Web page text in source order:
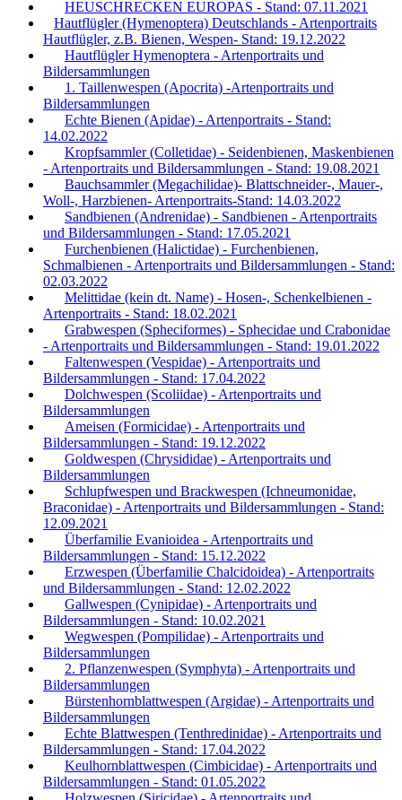
HEUSCHRECKEN EUROPAS - Stand: 07.11.2021
Hautflügler (Hymenoptera) Deutschlands - Artenportraits
Hautflügler, z.B. Bienen, Wespen- Stand: 19.12.2022
Hautflügler Hymenoptera - Artenportraits und
Bildersammlungen
1. Taillenwespen (Apocrita) -Artenportraits und
Bildersammlungen
Echte Bienen (Apidae) - Artenportraits - Stand:
14.02.2022
Kropfsammler (Colletidae) - Seidenbienen, Maskenbienen
- Artenportraits und Bildersammlungen - Stand: 19.08.2021
Bauchsammler (Megachilidae)- Blattschneider-, Mauer-,
Woll-, Harzbienen- Artenportraits-Stand: 14.03.2022
Sandbienen (Andrenidae) - Sandbienen - Artenportraits
und Bildersammlungen - Stand: 17.05.2021
Furchenbienen (Halictidae) - Furchenbienen,
Schmalbienen - Artenportraits und Bildersammlungen - Stand:
02.03.2022
Melittidae (kein dt. Name) - Hosen-, Schenkelbienen -
Artenportraits - Stand: 18.02.2021
Grabwespen (Spheciformes) - Sphecidae und Crabonidae
- Artenportraits und Bildersammlungen - Stand: 19.01.2022
Faltenwespen (Vespidae) - Artenportraits und
Bildersammlungen - Stand: 17.04.2022
Dolchwespen (Scoliidae) - Artenportraits und
Bildersammlungen
Ameisen (Formicidae) - Artenportraits und
Bildersammlungen - Stand: 19.12.2022
Goldwespen (Chrysididae) - Artenportraits und
Bildersammlungen
Schlupfwespen und Brackwespen (Ichneumonidae,
Braconidae) - Artenportraits und Bildersammlungen - Stand:
12.09.2021
Überfamilie Evanioidea - Artenportraits und
Bildersammlungen - Stand: 15.12.2022
Erzwespen (Überfamilie Chalcidoidea) - Artenportraits
und Bildersammlungen - Stand: 12.02.2022
Gallwespen (Cynipidae) - Artenportraits und
Bildersammlungen - Stand: 10.02.2021
Wegwespen (Pompilidae) - Artenportraits und
Bildersammlungen
2. Pflanzenwespen (Symphyta) - Artenportraits und
Bildersammlungen
Bürstenhornblattwespen (Argidae) - Artenportraits und
Bildersammlungen
Echte Blattwespen (Tenthredinidae) - Artenportraits und
Bildersammlungen - Stand: 17.04.2022
Keulhornblattwespen (Cimbicidae) - Artenportraits und
Bildersammlungen - Stand: 01.05.2022